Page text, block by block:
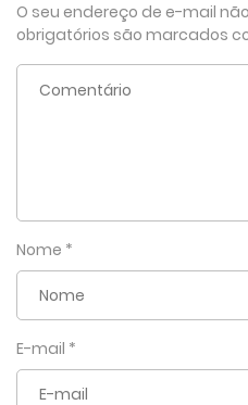
O seu endereço de e-mail
obrigatórios são marcados
Nome *
E-mail *